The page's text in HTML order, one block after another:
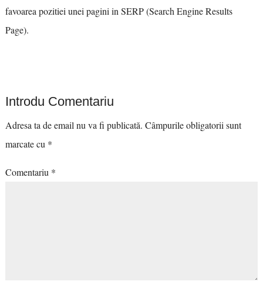
favoarea pozitiei unei pagini in SERP (Search Engine Results
Page).
Introdu Comentariu
Adresa ta de email nu va fi publicată. Câmpurile obligatorii sunt
marcate cu *
Comentariu *